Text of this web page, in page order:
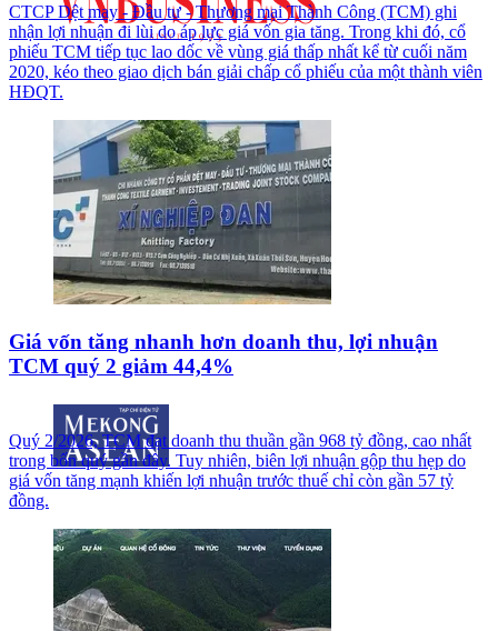
CTCP Dệt may - Đầu tư - Thương mại Thành Công (TCM) ghi
nhận lợi nhuận đi lùi do áp lực giá vốn gia tăng. Trong khi đó, cổ
phiếu TCM tiếp tục lao dốc về vùng giá thấp nhất kể từ cuối năm
2020, kéo theo giao dịch bán giải chấp cổ phiếu của một thành viên
HĐQT.
Giá vốn tăng nhanh hơn doanh thu, lợi nhuận
TCM quý 2 giảm 44,4%
Quý 2/2026, TCM đạt doanh thu thuần gần 968 tỷ đồng, cao nhất
trong bốn quý gần đây. Tuy nhiên, biên lợi nhuận gộp thu hẹp do
giá vốn tăng mạnh khiến lợi nhuận trước thuế chỉ còn gần 57 tỷ
đồng.